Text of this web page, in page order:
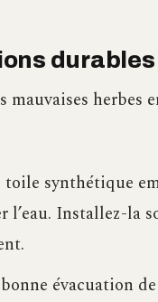
durables
herbes
synthétique
l’eau. Installez-la
évacuation